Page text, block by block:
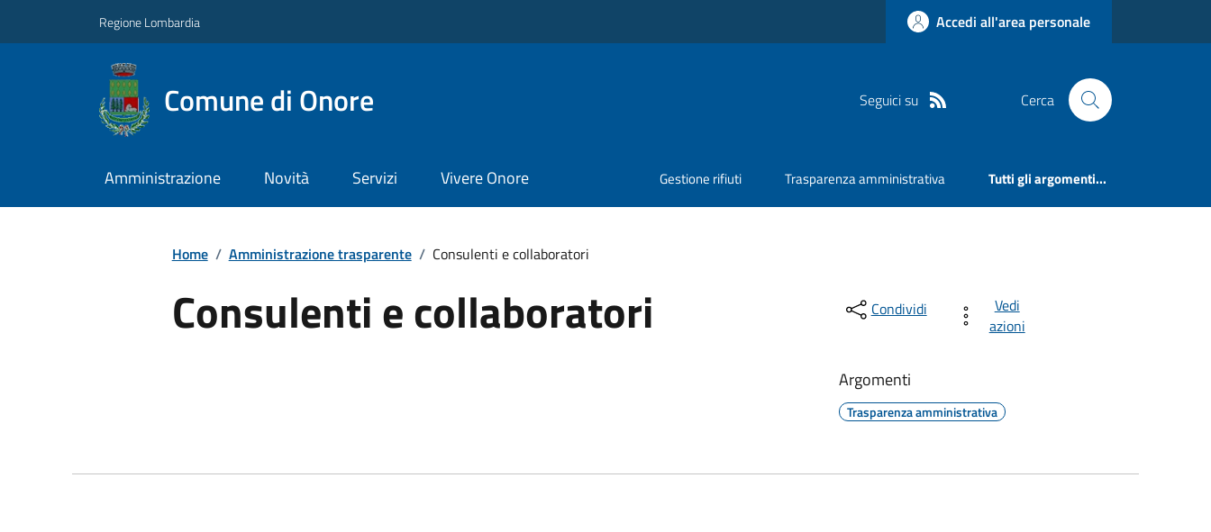
Regione Lombardia Accedi all'area personale
Comune di Onore Seguici su Cerca
Amministrazione Novità Servizi Vivere Onore Gestione rifiuti Trasparenza amministrativa Tutti gli argomenti...
Home / Amministrazione trasparente / Consulenti e collaboratori
Consulenti e collaboratori Condividi
Vedi
azioni
Argomenti
Trasparenza amministrativa